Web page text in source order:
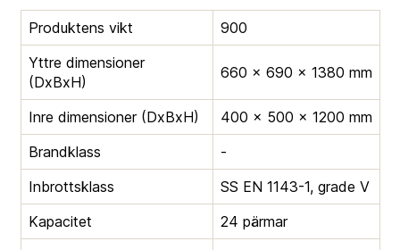
Produktens vikt
900
Yttre dimensioner
(DxBxH)
660 × 690 × 1380 mm
Inre dimensioner (DxBxH)
400 × 500 × 1200 mm
Brandklass
-
Inbrottsklass
SS EN 1143-1, grade V
Kapacitet
24 pärmar